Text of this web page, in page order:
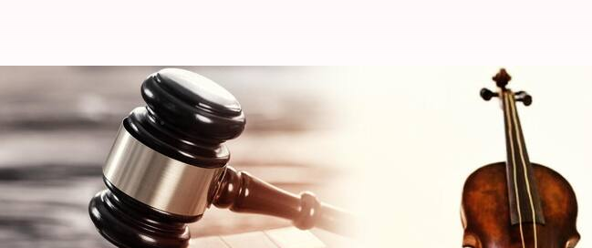
'टाइटैनिक' में बजाए गए वायलिन की हो रही ऑनलाइन
लेखन अंजली Apr 11, 2025 03:03 pm
क्या है खबर?
साल 1997 में रिलीज हुई फिल्म 'टाइटैनिक' आज भी लोगों को भावुक कर देती है, जो
इस फिल्म का बोलबाला अब तक कायम है और इसका अंदाजा इसी लगाया जा सकता है